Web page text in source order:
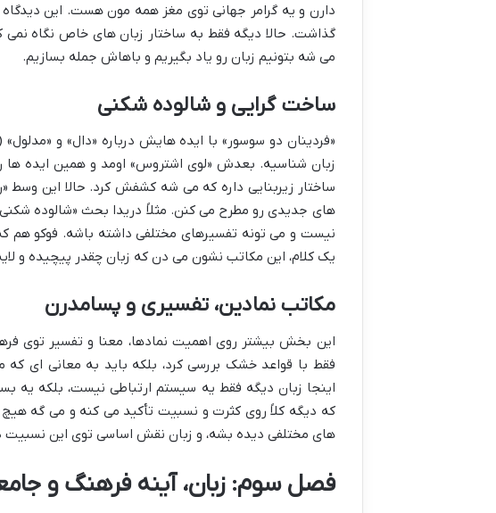
دارن و یه گرامر جهانی توی مغز همه مون هست. این دیدگاه
گذاشت. حالا دیگه فقط به ساختار زبان های خاص نگاه
می شه بتونیم زبان رو یاد بگیریم و باهاش جمله بسازیم.
ساخت گرایی و شالوده شکنی
«فردینان دو سوسور» با ایده هایش درباره «دال» و
زبان شناسیه. بعدش «لوی اشتروس» اومد و همین ایده
ساختار زیربنایی داره که می شه کشفش کرد. حالا این وسط
های جدیدی رو مطرح می کنن. مثلاً دریدا بحث «شالوده
نیست و می تونه تفسیرهای مختلفی داشته باشه. فوکو هم
یک کلام، این مکاتب نشون می دن که زبان چقدر پیچیده و
مکاتب نمادین، تفسیری و پسامدرن
این بخش بیشتر روی اهمیت نمادها، معنا و تفسیر توی
فقط با قواعد خشک بررسی کرد، بلکه باید به معانی ای
اینجا زبان دیگه فقط یه سیستم ارتباطی نیست، بلکه یه
که دیگه کلاً روی کثرت و نسبیت تأکید می کنه و می گه
های مختلفی دیده بشه، و زبان نقش اساسی توی این نسبیت
فصل سوم: زبان، آینه فرهنگ و